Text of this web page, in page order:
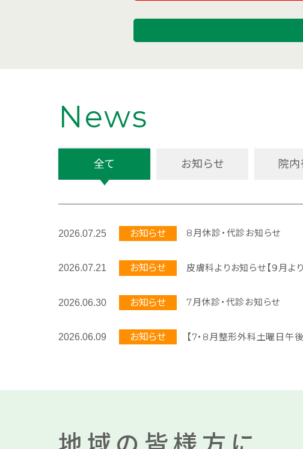
News
全て お知らせ 院
2026.07.25 お知らせ 8月休診・代診お知らせ
2026.07.21 お知らせ 皮膚科よりお知らせ【９月よ
2026.06.30 お知らせ 7月休診・代診お知らせ
2026.06.09 お知らせ 【7・8月整形外科土曜日午